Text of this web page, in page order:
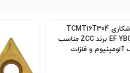
الماس تراشکاری TCMT16T304
گرید EF YBG202 برند ZCC مناسب
آلومینیوم و فلزات